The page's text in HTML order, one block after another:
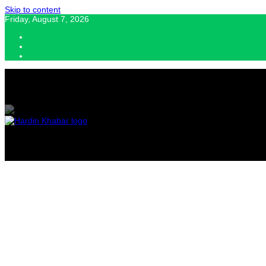
Skip to content
Friday, August 7, 2026